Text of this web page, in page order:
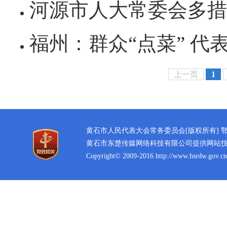
河源市人大常委会多措并举推
福州：群众“点菜” 代
上一页 1
黄石市人民代表大会常务委员会[版权所有]
黄石市东楚传媒网络科技有限公司提供网站
Copyright© 2009-2016 http://